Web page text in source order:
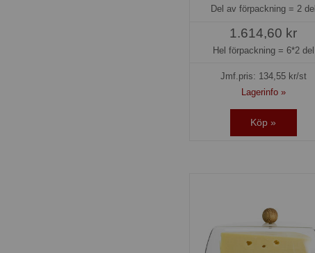
Del av förpackning = 2 del
1.614,60 kr
Hel förpackning = 6*2 del
Jmf.pris: 134,55kr/st
Lagerinfo »
Köp »